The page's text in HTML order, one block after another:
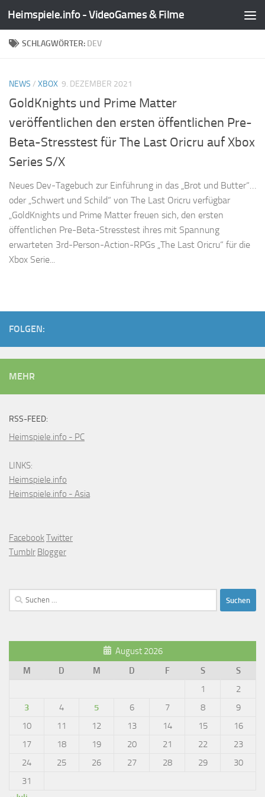
Zum Inhalt springen
Heimspiele.info - VideoGames & Filme
SCHLAGWÖRTER: DEV
NEWS / XBOX 9. DEZEMBER 2021
GoldKnights und Prime Matter
veröffentlichen den ersten öffentlichen Pre-
Beta-Stresstest für The Last Oricru auf Xbox
Series S/X
Neues Dev-Tagebuch zur Einführung in das „Brot und Butter“…
oder „Schwert und Schild“ von The Last Oricru verfügbar
„GoldKnights und Prime Matter freuen sich, den ersten
öffentlichen Pre-Beta-Stresstest ihres mit Spannung
erwarteten 3rd-Person-Action-RPGs „The Last Oricru“ für die
Xbox Serie...
FOLGEN:
MEHR
RSS-FEED:
Heimspiele.info - PC
LINKS:
Heimspiele.info
Heimspiele.info - Asia
FacebookTwitter
Tumblr Blogger
Suchen
nach:
August 2026
M
D M D F S
S
1
2
3
4 5 6 7 8
9
10
11 12 13 14 15
16
17
18 19 20 21 22
23
24
25 26 27 28 29
30
31